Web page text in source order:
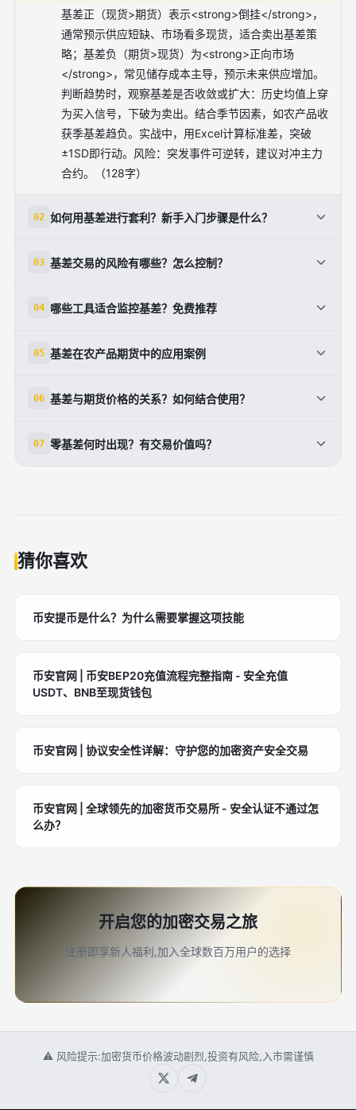
基差正（现货>期货）表示<strong>倒挂</strong>，
通常预示供应短缺、市场看多现货，适合卖出基差策
略；基差负（期货>现货）为<strong>正向市场
</strong>，常见储存成本主导，预示未来供应增加。
判断趋势时，观察基差是否收敛或扩大：历史均值上穿
为买入信号，下破为卖出。结合季节因素，如农产品收
获季基差趋负。实战中，用Excel计算标准差，突破
±1SD即行动。风险：突发事件可逆转，建议对冲主力
合约。（128字）
02 如何用基差进行套利？新手入门步骤是什么？
品种如豆粕；2.计算基差，若负值且历史高点，买入现
财经APP实时数据。示例：基差-150元/吨，预计收
金占用。新手从小单练，模拟盘测试3个月，胜率超
03 基差交易的风险有哪些？怎么控制？
税）、基差突发扩大。控制方法：1.资金限10%/笔；2.
闻。案例：2022猪瘟事件，肉类基差暴增30%，未对
期追踪，建立个人基差数据库，避免情绪交易。（118
04 哪些工具适合监控基差？免费推荐
差；2.TradingView，绘制历史曲线；3.郑商所官网，
使用技巧：设警报，当基差偏离均值1SD。结合K线，
力。（105字）
05 基差在农产品期货中的应用案例
元），收获期负（-100元）。策略：6月卖出基差（现
收，基差从+150扩至+300，套利者盈利20%。注意天
06 基差与期货价格的关系？如何结合使用？
可反向获利。如期货暴涨，现货滞后，基差负扩大，卖
07 零基差何时出现？有交易价值吗？
（92字）
猜你喜欢
币安提币是什么？为什么需要掌握这项技能
币安官网 | 币安BEP20充值流程完整指南 - 安全充值
USDT、BNB至现货钱包
币安官网 | 协议安全性详解：守护您的加密资产安全交易
币安官网 | 全球领先的加密货币交易所 - 安全认证不通过怎
么办？
开启您的加密交易之旅
注册即享新人福利,加入全球数百万用户的选择
⚠ 风险提示:加密货币价格波动剧烈,投资有风险,入市需谨慎